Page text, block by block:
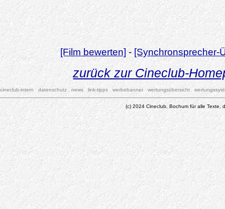
[Film bewerten] - [Synchronsprecher-
zurück zur Cineclub-
cineclub-intern datenschutz news link-tipps werbebanner wertungsübersicht
(c) 2024 Cineclub, Bochum für alle Texte,